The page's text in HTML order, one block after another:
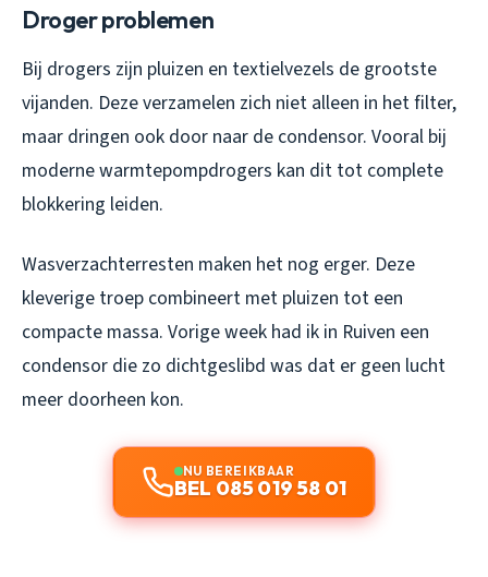
Droger problemen
Bij drogers zijn pluizen en textielvezels de grootste
vijanden. Deze verzamelen zich niet alleen in het filter,
maar dringen ook door naar de condensor. Vooral bij
moderne warmtepompdrogers kan dit tot complete
blokkering leiden.
Wasverzachterresten maken het nog erger. Deze
kleverige troep combineert met pluizen tot een
compacte massa. Vorige week had ik in Ruiven een
condensor die zo dichtgeslibd was dat er geen lucht
meer doorheen kon.
NU BEREIKBAAR
BEL 085 019 58 01